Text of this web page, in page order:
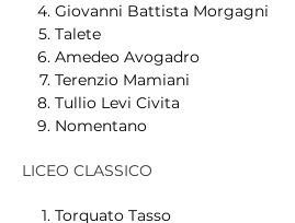
Giovanni Battista Morgagni
Talete
Amedeo Avogadro
Terenzio Mamiani
Tullio Levi Civita
Nomentano
LICEO CLASSICO
Torquato Tasso